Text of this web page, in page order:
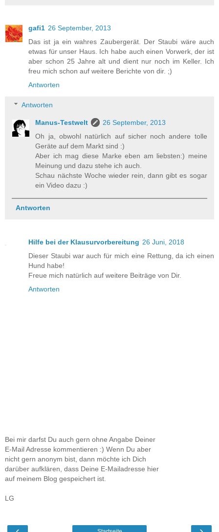
gafi1 26 September, 2013
Das ist ja ein wahres Zaubergerät. Der Staubi wäre auch
etwas für unser Haus. Ich habe auch einen Vorwerk, der ist
aber schon 25 Jahre alt und dient nur noch im Keller. Ich
freu mich schon auf weitere Berichte von dir. ;)
Antworten
Antworten
Manus-Testwelt
26 September, 2013
Oh ja, obwohl natürlich auf sicher noch andere tolle
Geräte auf dem Markt sind :)
Aber ich mag diese Marke eben am liebsten:) meine
Meinung und dazu stehe ich auch.
Schau nächste Woche wieder rein, dann gibt es sogar
ein Video dazu :)
Antworten
Hilfe bei der Klausurvorbereitung 26 Juni, 2018
Dieser Staubi war auch für mich eine Rettung, da ich einen
Hund habe!
Freue mich natürlich auf weitere Beiträge von Dir.
Antworten
Bei mir darfst Du auch gern ohne Angabe Deiner
E-Mail Adresse kommentieren :) Wenn Du aber
nicht gern anonym bist, dann möchte ich Dich
darüber aufklären, dass Deine E-Mailadresse hier
auf meinem Blog gespeichert ist.
LG